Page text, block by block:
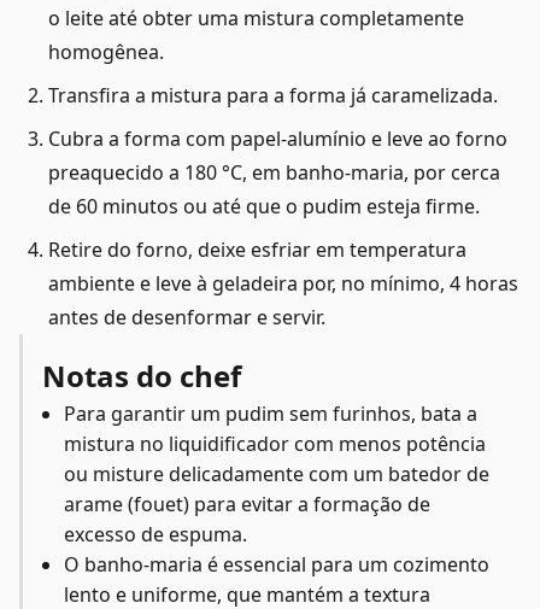
o leite até obter uma mistura completamente
homogênea.
Transfira a mistura para a forma já caramelizada.
Cubra a forma com papel-alumínio e leve ao forno
preaquecido a 180 °C, em banho-maria, por cerca
de 60 minutos ou até que o pudim esteja firme.
Retire do forno, deixe esfriar em temperatura
ambiente e leve à geladeira por, no mínimo, 4 horas
antes de desenformar e servir.
Notas do chef
Para garantir um pudim sem furinhos, bata a
mistura no liquidificador com menos potência
ou misture delicadamente com um batedor de
arame (fouet) para evitar a formação de
excesso de espuma.
O banho-maria é essencial para um cozimento
lento e uniforme, que mantém a textura